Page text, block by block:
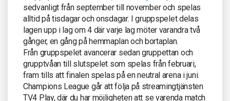
sedvanligt från september till november och spelas
alltid på tisdagar och onsdagar. I gruppspelet delas
lagen upp i lag om 4 där varje lag möter varandra två
gånger, en gång på hemmaplan och bortaplan.
Från gruppspelet avancerar sedan gruppettan och
grupptvåan till slutspelet som spelas från februari,
fram tills att finalen spelas på en neutral arena i juni.
Champions League går att följa på streamingtjänsten
TV4 Play, där du har möjligheten att se varenda match